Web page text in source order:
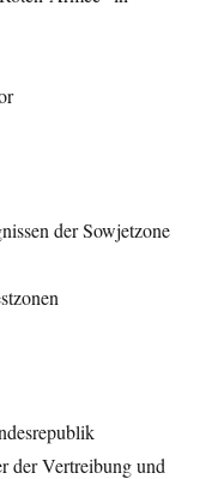
der Sowjetzone
der Vertreibung und